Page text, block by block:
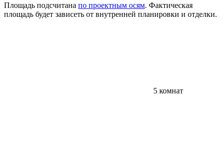
Площадь подсчитана по проектным осям. Фактическая
площадь будет зависеть от внутренней планировки и отделки.
5 комнат